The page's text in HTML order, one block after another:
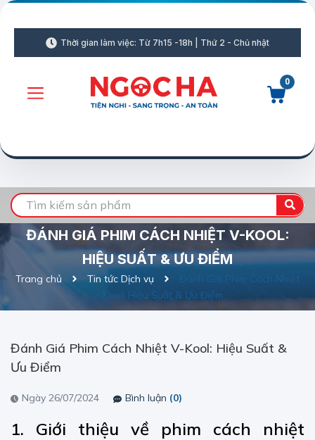
Thời gian làm việc: Từ 7h15 -18h | Thứ 2 - Chủ nhật
0
ĐÁNH GIÁ PHIM CÁCH NHIỆT V-KOOL:
HIỆU SUẤT & ƯU ĐIỂM
Trang chủ Tin tức Dịch vụ
Đánh Giá Phim Cách Nhiệt
V-Kool: Hiệu Suất & Ưu Điểm
Đánh Giá Phim Cách Nhiệt V-Kool: Hiệu Suất &
Ưu Điểm
Ngày 26/07/2024 Bình luận (0)
1. Giới thiệu về phim cách nhiệt